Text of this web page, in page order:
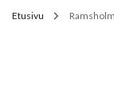
Etusivu